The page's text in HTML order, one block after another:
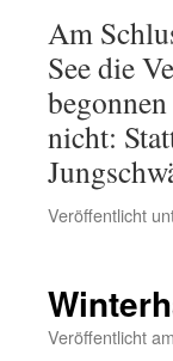
Am
See die
nicht:
Veröffentlicht
Veröffentlicht am